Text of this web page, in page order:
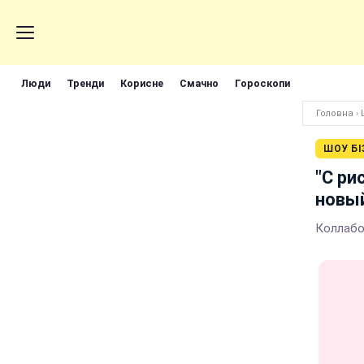
Люди Тренди Корисне Смачно Гороскопи
Головна ›
ШОУ
"С